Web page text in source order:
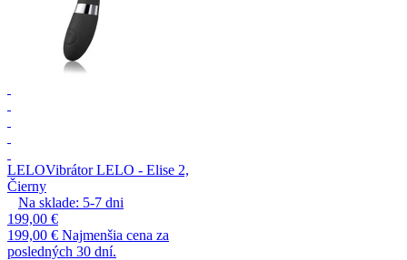
LELOVibrátor LELO - Elise 2,
Čierny
Na sklade: 5-7 dni
199,00 €
199,00 € Najmenšia cena za
posledných 30 dní.